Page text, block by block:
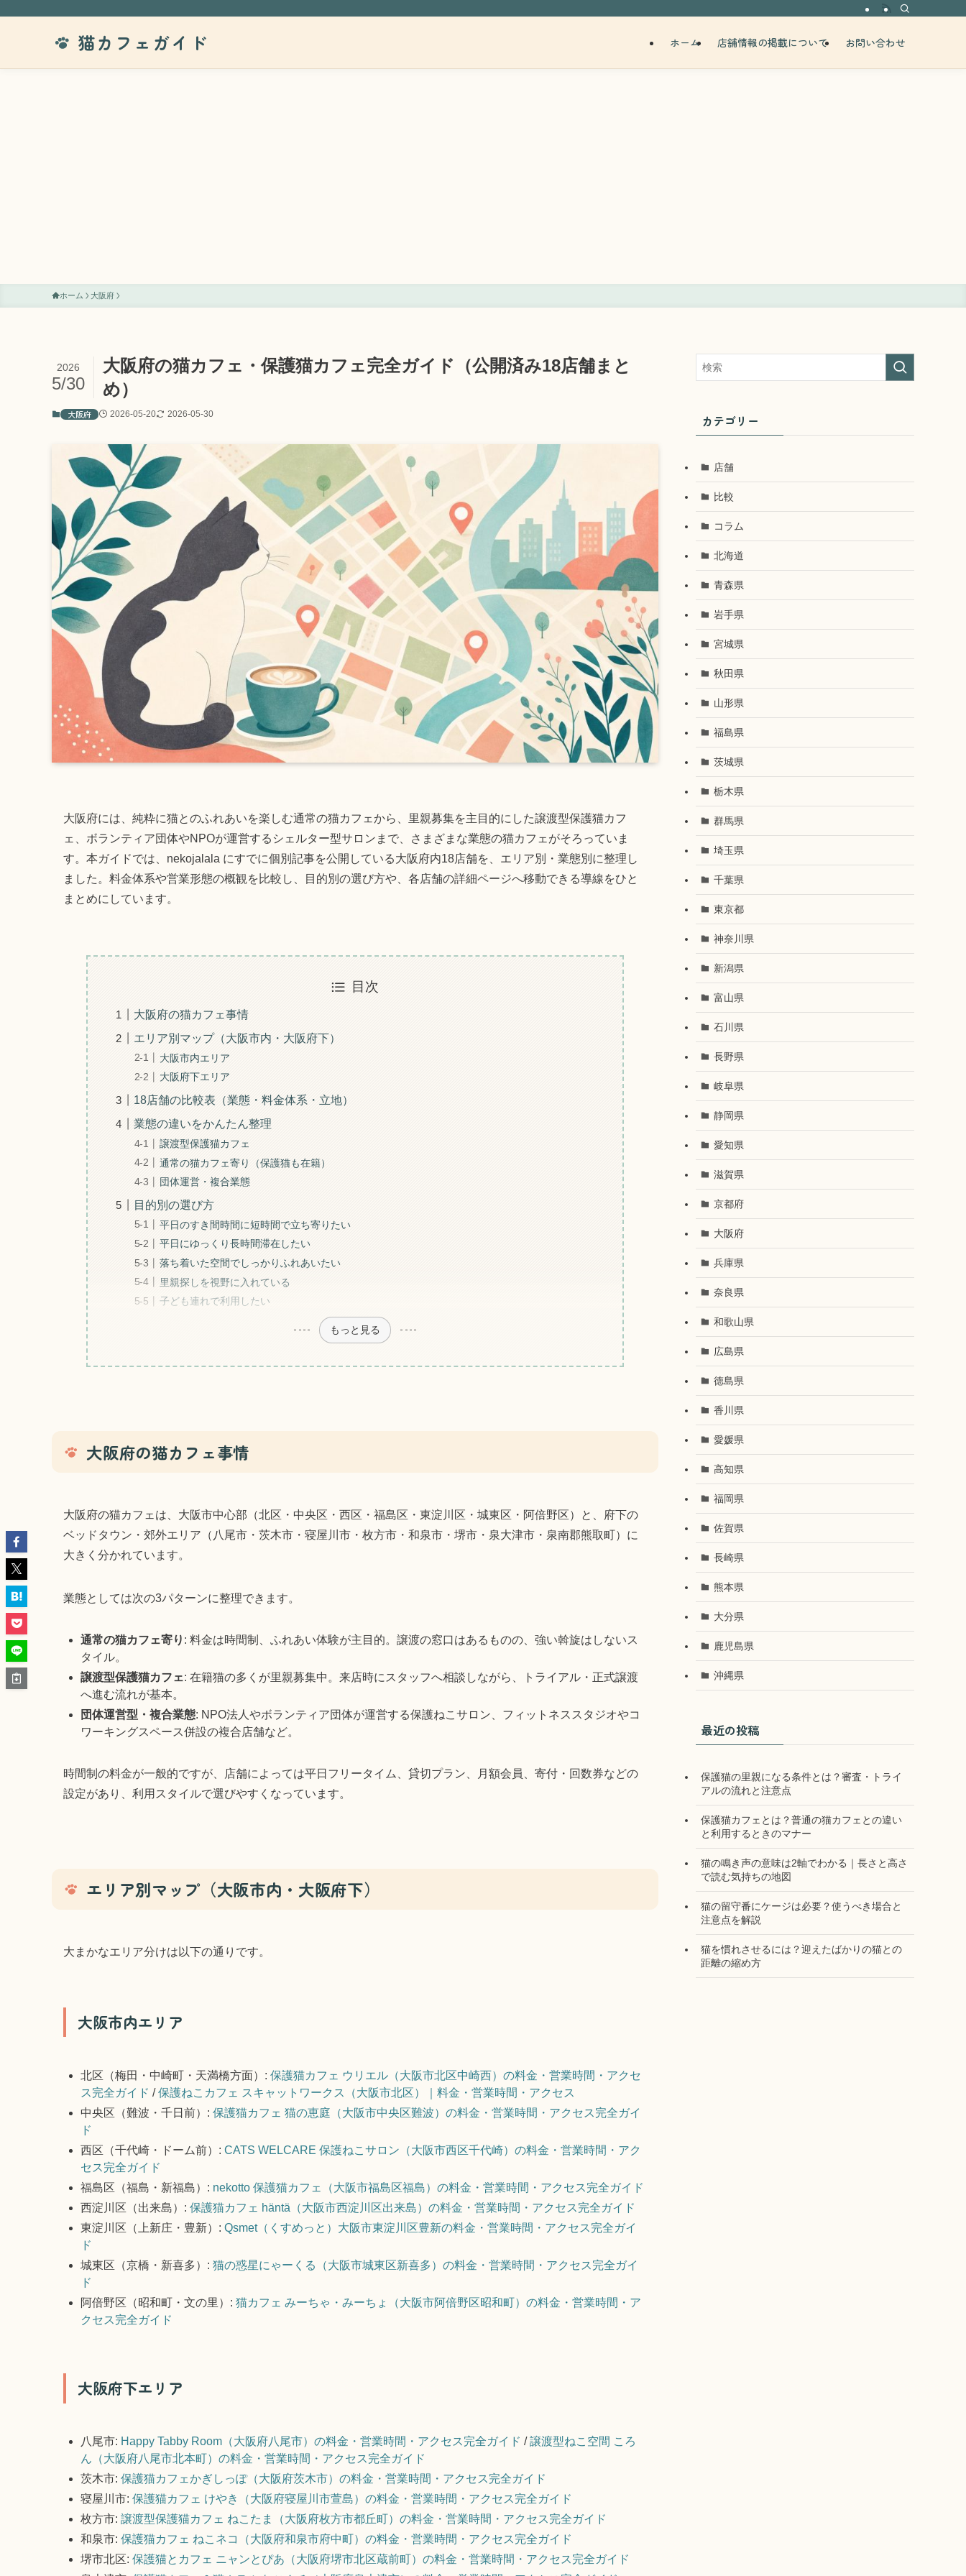
猫カフェガイド ホーム 店舗情報の掲載について お問い合わせ
ホーム 大阪府
大阪府の猫カフェ・保護猫カフェ完全ガイド（公開済み18店舗まと
め）
2026
5/30
大阪府 2026-05-20 2026-05-30
大阪府には、純粋に猫とのふれあいを楽しむ通常の猫カフェから、里親募集を主目的にした譲渡型保護猫カフ
ェ、ボランティア団体やNPOが運営するシェルター型サロンまで、さまざまな業態の猫カフェがそろっていま
す。本ガイドでは、nekojalala にすでに個別記事を公開している大阪府内18店舗を、エリア別・業態別に整理し
ました。料金体系や営業形態の概観を比較し、目的別の選び方や、各店舗の詳細ページへ移動できる導線をひと
まとめにしています。
目次
大阪府の猫カフェ事情
エリア別マップ（大阪市内・大阪府下）
大阪市内エリア
大阪府下エリア
18店舗の比較表（業態・料金体系・立地）
業態の違いをかんたん整理
譲渡型保護猫カフェ
通常の猫カフェ寄り（保護猫も在籍）
団体運営・複合業態
目的別の選び方
平日のすき間時間に短時間で立ち寄りたい
平日にゆっくり長時間滞在したい
落ち着いた空間でしっかりふれあいたい
里親探しを視野に入れている
子ども連れで利用したい
もっと見る
大阪府の猫カフェ事情
大阪府の猫カフェは、大阪市中心部（北区・中央区・西区・福島区・東淀川区・城東区・阿倍野区）と、府下の
ベッドタウン・郊外エリア（八尾市・茨木市・寝屋川市・枚方市・和泉市・堺市・泉大津市・泉南郡熊取町）に
大きく分かれています。
業態としては次の3パターンに整理できます。
通常の猫カフェ寄り : 料金は時間制、ふれあい体験が主目的。譲渡の窓口はあるものの、強い斡旋はしないス
タイル。
譲渡型保護猫カフェ: 在籍猫の多くが里親募集中。来店時にスタッフへ相談しながら、トライアル・正式譲渡
へ進む流れが基本。
団体運営型・複合業態: NPO法人やボランティア団体が運営する保護ねこサロン、フィットネススタジオやコ
ワーキングスペース併設の複合店舗など。
時間制の料金が一般的ですが、店舗によっては平日フリータイム、貸切プラン、月額会員、寄付・回数券などの
設定があり、利用スタイルで選びやすくなっています。
エリア別マップ（大阪市内・大阪府下）
大まかなエリア分けは以下の通りです。
大阪市内エリア
北区（梅田・中崎町・天満橋方面）: 保護猫カフェ ウリエル（大阪市北区中崎西）の料金・営業時間・アクセ
ス完全ガイド /保護ねこカフェ スキャットワークス（大阪市北区）｜料金・営業時間・アクセス
中央区（難波・千日前）: 保護猫カフェ 猫の恵庭（大阪市中央区難波）の料金・営業時間・アクセス完全ガイ
ド
西区（千代崎・ドーム前）: CATS WELCARE 保護ねこサロン（大阪市西区千代崎）の料金・営業時間・アク
セス完全ガイド
福島区（福島・新福島）: nekotto 保護猫カフェ（大阪市福島区福島）の料金・営業時間・アクセス完全ガイド
西淀川区（出来島）: 保護猫カフェ häntä（大阪市西淀川区出来島）の料金・営業時間・アクセス完全ガイド
東淀川区（上新庄・豊新）: Qsmet（くすめっと）大阪市東淀川区豊新の料金・営業時間・アクセス完全ガイ
ド
城東区（京橋・新喜多）: 猫の惑星にゃーくる（大阪市城東区新喜多）の料金・営業時間・アクセス完全ガイ
ド
阿倍野区（昭和町・文の里）: 猫カフェ みーちゃ・みーちょ（大阪市阿倍野区昭和町）の料金・営業時間・ア
クセス完全ガイド
大阪府下エリア
八尾市: Happy Tabby Room（大阪府八尾市）の料金・営業時間・アクセス完全ガイド /譲渡型ねこ空間 ころ
ん（大阪府八尾市北本町）の料金・営業時間・アクセス完全ガイド
茨木市: 保護猫カフェかぎしっぽ（大阪府茨木市）の料金・営業時間・アクセス完全ガイド
寝屋川市: 保護猫カフェ けやき（大阪府寝屋川市萱島）の料金・営業時間・アクセス完全ガイド
枚方市: 譲渡型保護猫カフェ ねこたま（大阪府枚方市都丘町）の料金・営業時間・アクセス完全ガイド
和泉市: 保護猫カフェ ねこネコ（大阪府和泉市府中町）の料金・営業時間・アクセス完全ガイド
堺市北区: 保護猫とカフェ ニャンとぴあ（大阪府堺市北区蔵前町）の料金・営業時間・アクセス完全ガイド
カテゴリー
店舗
比較
コラム
北海道
青森県
岩手県
宮城県
秋田県
山形県
福島県
茨城県
栃木県
群馬県
埼玉県
千葉県
東京都
神奈川県
新潟県
富山県
石川県
長野県
岐阜県
静岡県
愛知県
滋賀県
京都府
大阪府
兵庫県
奈良県
和歌山県
広島県
徳島県
香川県
愛媛県
高知県
福岡県
佐賀県
長崎県
熊本県
大分県
鹿児島県
沖縄県
最近の投稿
保護猫の里親になる条件とは？審査・トライ
アルの流れと注意点
保護猫カフェとは？普通の猫カフェとの違い
と利用するときのマナー
猫の鳴き声の意味は2軸でわかる｜長さと高さ
で読む気持ちの地図
猫の留守番にケージは必要？使うべき場合と
注意点を解説
猫を慣れさせるには？迎えたばかりの猫との
距離の縮め方